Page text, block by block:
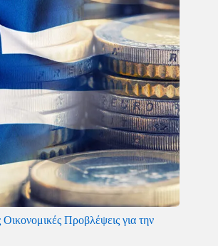
Οικονομικές Προβλέψεις για την